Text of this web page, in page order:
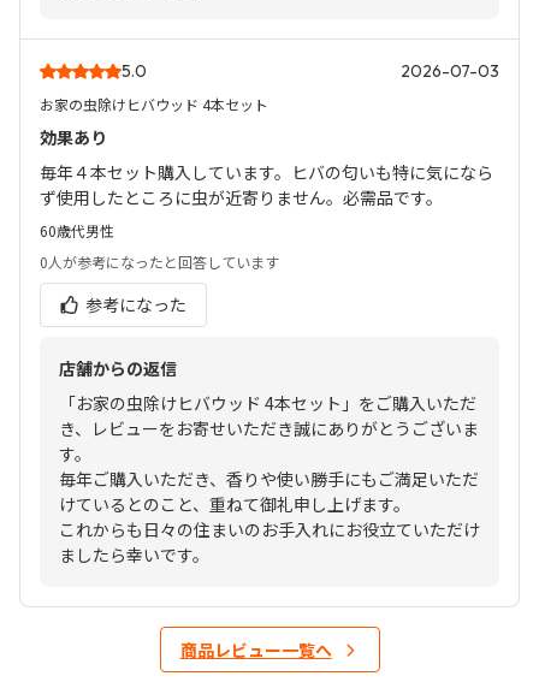
5.0 2026-07-03
お家の虫除けヒバウッド 4本セット
効果あり
毎年４本セット購入しています。ヒバの匂いも特に気になら
ず使用したところに虫が近寄りません。必需品です。
60歳代男性
0人が参考になったと回答しています
参考になった
店舗からの返信
「お家の虫除けヒバウッド 4本セット」をご購入いただ
き、レビューをお寄せいただき誠にありがとうございま
す。
毎年ご購入いただき、香りや使い勝手にもご満足いただ
けているとのこと、重ねて御礼申し上げます。
これからも日々の住まいのお手入れにお役立ていただけ
ましたら幸いです。
商品レビュー一覧へ